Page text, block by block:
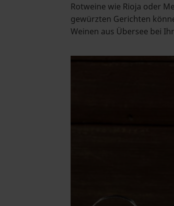
Rotweine wie Rioja oder
gewürzten Gerichten
Weinen aus Übersee bei